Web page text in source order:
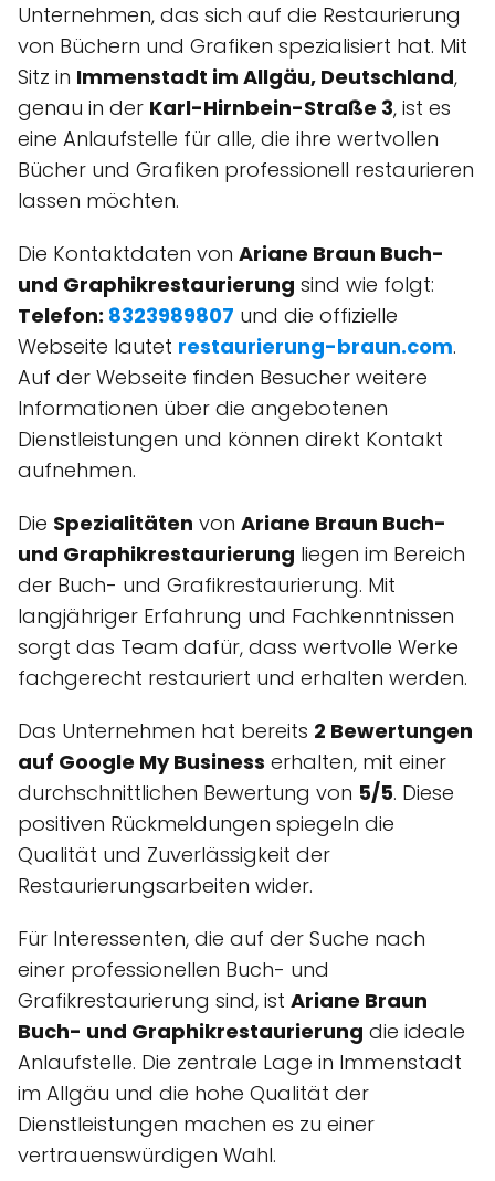
Unternehmen, das sich auf die Restaurierung
von Büchern und Grafiken spezialisiert hat. Mit
Sitz in Immenstadt im Allgäu, Deutschland,
genau in der Karl-Hirnbein-Straße 3, ist es
eine Anlaufstelle für alle, die ihre wertvollen
Bücher und Grafiken professionell restaurieren
lassen möchten.
Die Kontaktdaten von Ariane Braun Buch-
und Graphikrestaurierung sind wie folgt:
Telefon: 8323989807 und die offizielle
Webseite lautet restaurierung-braun.com.
Auf der Webseite finden Besucher weitere
Informationen über die angebotenen
Dienstleistungen und können direkt Kontakt
aufnehmen.
Die Spezialitäten von Ariane Braun Buch-
und Graphikrestaurierung liegen im Bereich
der Buch- und Grafikrestaurierung. Mit
langjähriger Erfahrung und Fachkenntnissen
sorgt das Team dafür, dass wertvolle Werke
fachgerecht restauriert und erhalten werden.
Das Unternehmen hat bereits 2 Bewertungen
auf Google My Business erhalten, mit einer
durchschnittlichen Bewertung von 5/5. Diese
positiven Rückmeldungen spiegeln die
Qualität und Zuverlässigkeit der
Restaurierungsarbeiten wider.
Für Interessenten, die auf der Suche nach
einer professionellen Buch- und
Grafikrestaurierung sind, ist Ariane Braun
Buch- und Graphikrestaurierung die ideale
Anlaufstelle. Die zentrale Lage in Immenstadt
im Allgäu und die hohe Qualität der
Dienstleistungen machen es zu einer
vertrauenswürdigen Wahl.